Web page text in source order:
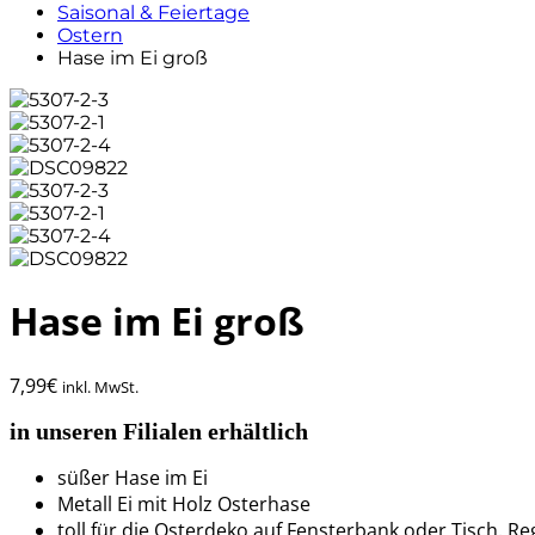
Saisonal & Feiertage
Ostern
Hase im Ei groß
Hase im Ei groß
7,99€ inkl. MwSt.
in unseren Filialen erhältlich
süßer Hase im Ei
Metall Ei mit Holz Osterhase